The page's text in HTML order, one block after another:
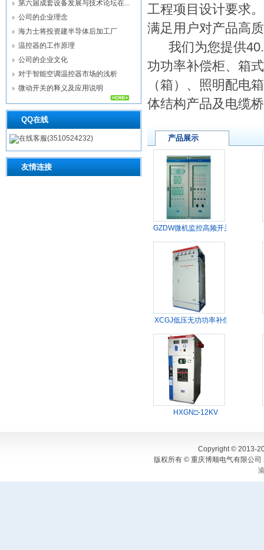
第六届成套设备发展与技术论坛在...
公司的企业理念
海力士将投资建半导体后加工厂
温控器的工作原理
公司的企业文化
对于智能空调温控器市场的浅析
微动开关的释义及应用说明
QQ在线
在线客服(3510524232)
友情连接
工程项目设计要求
满足用户对产品高
我们为您提供
功功率补偿柜、箱
（箱）、照明配电
体结构产品及电缆
产品展示
GZDW微机监控高频开关直
流电源柜
XCGJ低压无功功率补偿柜
HXGN□-12KV
Copyright © 2013-
版权所有 © 重庆博顺电气有限公